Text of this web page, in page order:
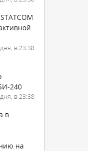
в 23:38
240
в 23:38
в
на